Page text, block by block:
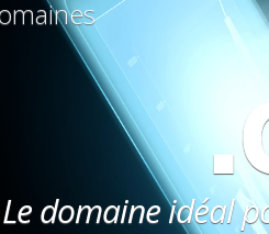
Le domaine idéal